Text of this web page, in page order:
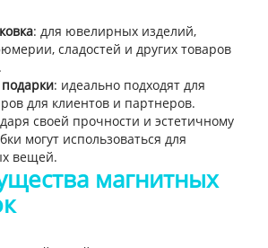
: для ювелирных изделий,
сладостей и других товаров
: идеально подходят для
для клиентов и партнеров.
своей прочности и эстетичному
могут использоваться для
вещей.
магнитных